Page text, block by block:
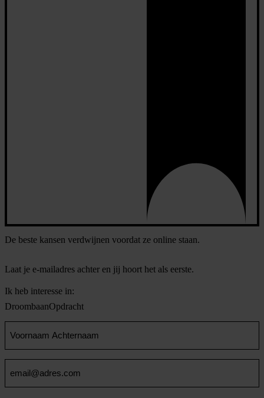
De beste kansen verdwijnen voordat ze online staan.
Laat je e-mailadres achter en jij hoort het als eerste.
Ik heb interesse in:
DroombaanOpdracht
en
Achternaam
(Vereist)